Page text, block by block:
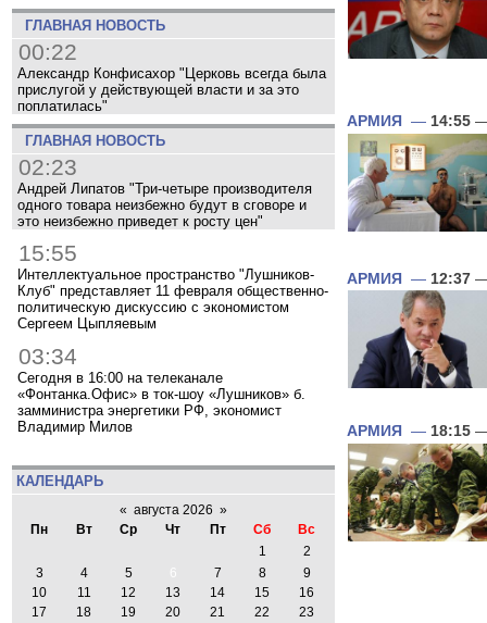
ГЛАВНАЯ НОВОСТЬ
00:22
Александр Конфисахор "Церковь всегда была
прислугой у действующей власти и за это
поплатилась"
ГЛАВНАЯ НОВОСТЬ
02:23
Андрей Липатов "Три-четыре производителя
одного товара неизбежно будут в сговоре и
это неизбежно приведет к росту цен"
15:55
Интеллектуальное пространство "Лушников-
Клуб" представляет 11 февраля общественно-
политическую дискуссию с экономистом
Сергеем Цыпляевым
03:34
Сегодня в 16:00 на телеканале
«Фонтанка.Офис» в ток-шоу «Лушников» б.
замминистра энергетики РФ, экономист
Владимир Милов
КАЛЕНДАРЬ
« августа 2026 »
Пн
Вт Ср Чт Пт Сб
Вс
1
2
3
4 5 6 7 8
9
10
11 12 13 14 15
16
17
18 19 20 21 22
23
АРМИЯ — 14:55
АРМИЯ — 12:37
АРМИЯ — 18:15